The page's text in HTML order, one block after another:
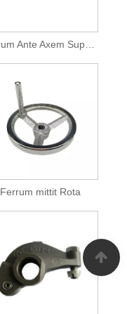
Ferrum Ante Axem Support
Ferrum mittit Rota